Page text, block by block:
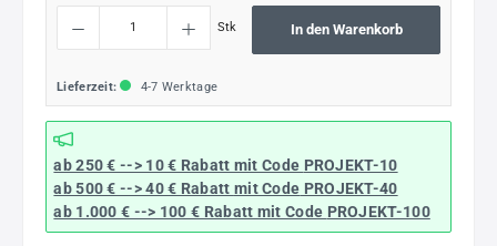
Stk In den Warenkorb
Lieferzeit: 4-7 Werktage
ab 250 € --> 10 € Rabatt mit Code PROJEKT-10
ab 500 € --> 40 € Rabatt mit Code PROJEKT-40
ab 1.000 € --> 100 € Rabatt mit Code PROJEKT-100